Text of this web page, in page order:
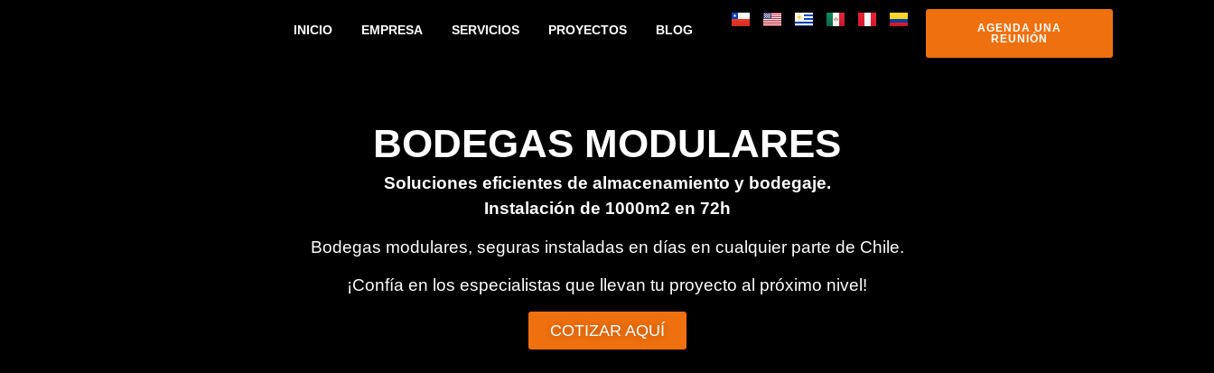
INICIO EMPRESA SERVICIOS PROYECTOS BLOG
AGENDA UNA
REUNIÓN
BODEGAS MODULARES
Soluciones eficientes de almacenamiento y bodegaje.
Instalación de 1000m2 en 72h
Bodegas modulares, seguras instaladas en días en cualquier parte de Chile.
¡Confía en los especialistas que llevan tu proyecto al próximo nivel!
COTIZAR AQUÍ